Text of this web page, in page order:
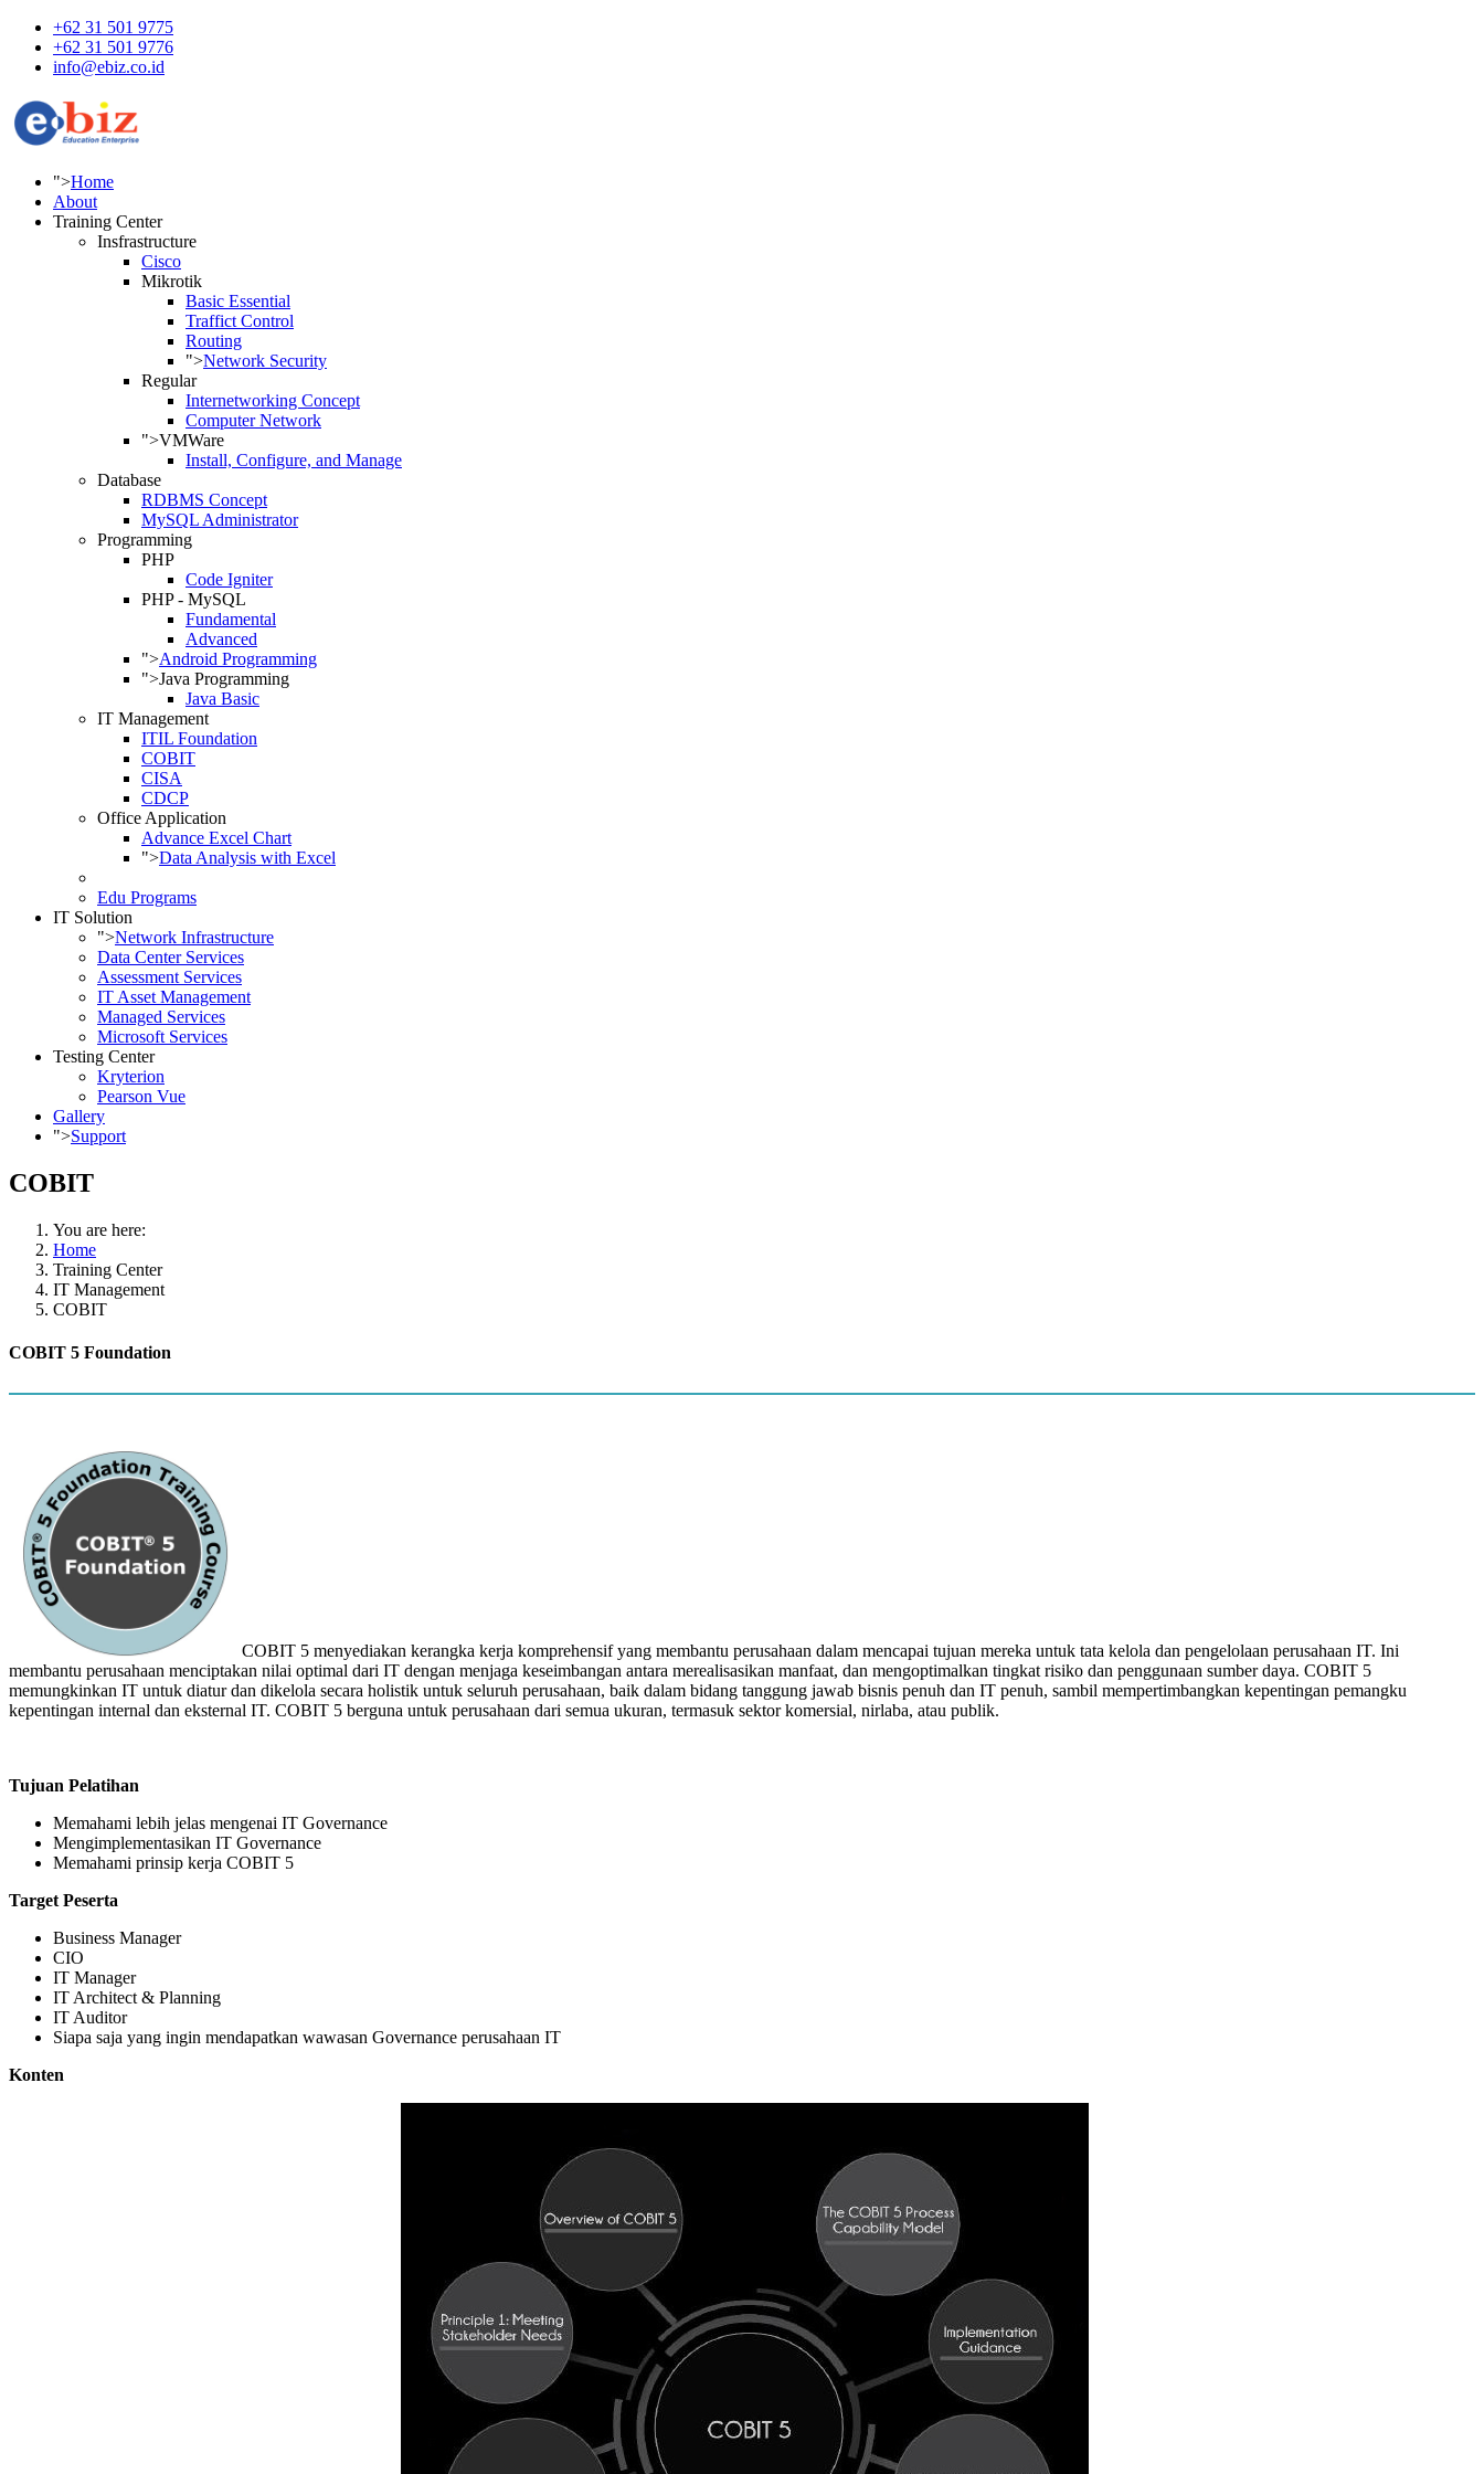
+62 31 501 9775
+62 31 501 9776
info@ebiz.co.id
">Home
About
Training Center
Insfrastructure
Cisco
Mikrotik
Basic Essential
Traffict Control
Routing
">Network Security
Regular
Internetworking Concept
Computer Network
">VMWare
Install, Configure, and Manage
Database
RDBMS Concept
MySQL Administrator
Programming
PHP
Code Igniter
PHP - MySQL
Fundamental
Advanced
">Android Programming
">Java Programming
Java Basic
IT Management
ITIL Foundation
COBIT
CISA
CDCP
Office Application
Advance Excel Chart
">Data Analysis with Excel
Edu Programs
IT Solution
">Network Infrastructure
Data Center Services
Assessment Services
IT Asset Management
Managed Services
Microsoft Services
Testing Center
Kryterion
Pearson Vue
Gallery
">Support
COBIT
You are here:
Home
Training Center
IT Management
COBIT
COBIT 5 Foundation
COBIT 5 menyediakan kerangka kerja komprehensif yang membantu perusahaan dalam mencapai tujuan mereka untuk tata kelola dan pengelolaan perusahaan IT. Ini
membantu perusahaan menciptakan nilai optimal dari IT dengan menjaga keseimbangan antara merealisasikan manfaat, dan mengoptimalkan tingkat risiko dan penggunaan sumber daya. COBIT 5
memungkinkan IT untuk diatur dan dikelola secara holistik untuk seluruh perusahaan, baik dalam bidang tanggung jawab bisnis penuh dan IT penuh, sambil mempertimbangkan kepentingan pemangku
kepentingan internal dan eksternal IT. COBIT 5 berguna untuk perusahaan dari semua ukuran, termasuk sektor komersial, nirlaba, atau publik.
Tujuan Pelatihan
Memahami lebih jelas mengenai IT Governance
Mengimplementasikan IT Governance
Memahami prinsip kerja COBIT 5
Target Peserta
Business Manager
CIO
IT Manager
IT Architect & Planning
IT Auditor
Siapa saja yang ingin mendapatkan wawasan Governance perusahaan IT
Konten